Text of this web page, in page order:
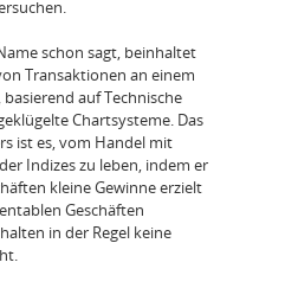
schon sagt, beinhaltet
Transaktionen an einem
auf Technische
Chartsysteme. Das
ist es, vom Handel mit
Indizes zu leben, indem er
kleine Gewinne erzielt
Geschäften
in der Regel keine